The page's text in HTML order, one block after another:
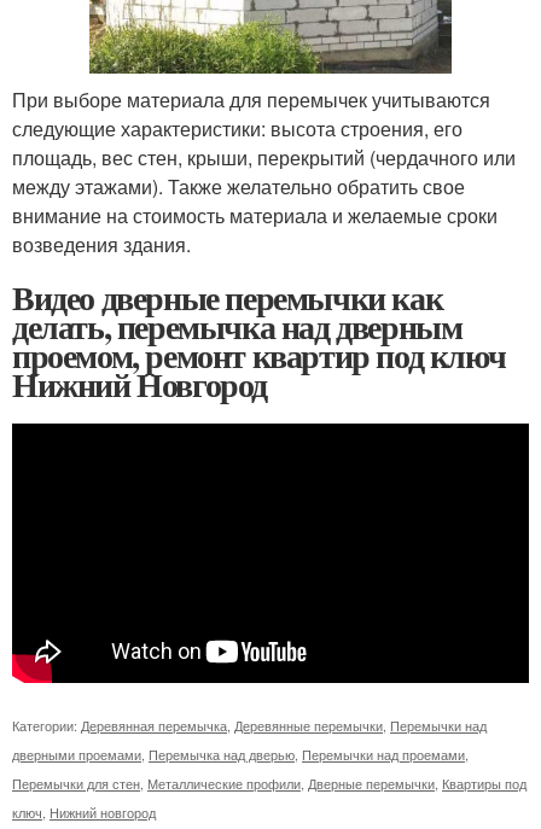
При выборе материала для перемычек учитываются
следующие характеристики: высота строения, его
площадь, вес стен, крыши, перекрытий (чердачного или
между этажами). Также желательно обратить свое
внимание на стоимость материала и желаемые сроки
возведения здания.
Видео дверные перемычки как
делать, перемычка над дверным
проемом, ремонт квартир под ключ
Нижний Новгород
Категории: Деревянная перемычка Деревянные перемычки Перемычки над
дверными проемами Перемычка над дверью Перемычки над проемами
Перемычки для стен Металлические профили Дверные перемычки Квартиры под
ключ Нижний новгород